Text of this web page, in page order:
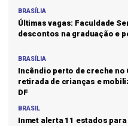
BRASÍLIA
Últimas vagas: Faculdade
descontos na graduação e
BRASÍLIA
Incêndio perto de creche no
retirada de crianças e
DF
BRASIL
Inmet alerta 11 estados